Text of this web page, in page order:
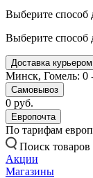
Выберите способ
Выберите способ
Доставка курьером
Минск, Гомель: 0
Самовывоз
0 руб.
Европочта
По тарифам
Поиск товаров
Акции
Магазины